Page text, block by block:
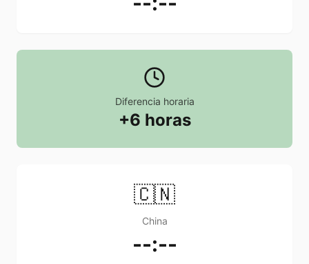
Diferencia horaria
+6 horas
🇨🇳
China
--:--